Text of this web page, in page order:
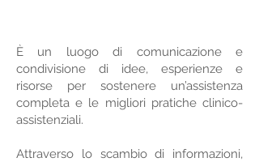
È un luogo di comunicazione e
condivisione di idee, esperienze e
risorse per sostenere un’assistenza
completa e le migliori pratiche clinico-
assistenziali.
Attraverso lo scambio di informazioni,